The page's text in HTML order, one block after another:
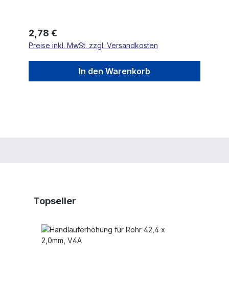
Regulärer Preis:
2,78 €
Preise inkl. MwSt. zzgl. Versandkosten
In den Warenkorb
Produktgalerie überspringen
Topseller